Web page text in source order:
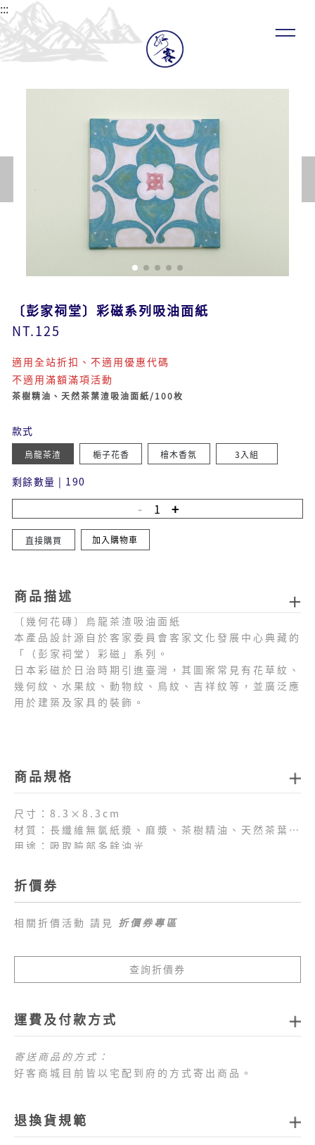
:::
〔彭家祠堂〕彩磁系列吸油面紙
NT.125
適用全站折扣、不適用優惠代碼
不適用滿額滿項活動
茶樹精油、天然茶葉渣吸油面紙/100枚
款式
烏龍茶渣 梔子花香 檜木香氛 3入組
剩餘數量 | 190
直接購買 加入購物車
商品描述
〔幾何花磚〕烏龍茶渣吸油面紙
本產品設計源自於客家委員會客家文化發展中心典藏的
「（彭家祠堂）彩磁」系列。
日本彩磁於日治時期引進臺灣，其圖案常見有花草紋、
幾何紋、水果紋、動物紋、鳥紋、吉祥紋等，並廣泛應
用於建築及家具的裝飾。
商品規格
尺寸：8.3×8.3cm
材質：長纖維無氯紙漿、麻漿、茶樹精油、天然茶葉渣
用途：吸取臉部多餘油光
製造日期：2025年4月25日
保存期限：5年
折價券
相關折價活動 請見 折價券專區
查詢折價券
運費及付款方式
寄送商品的方式：
好客商城目前皆以宅配到府的方式寄出商品。
門檻，每筆訂單運費一律以新臺幣
2.目前僅提供台灣本島配送服務，偏遠地區、外島地
退換貨規範